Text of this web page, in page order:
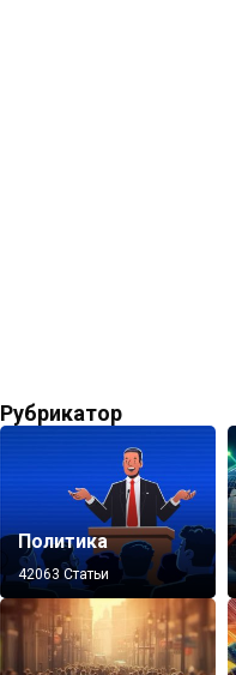
Рубрикатор
Политика
42063 Статьи